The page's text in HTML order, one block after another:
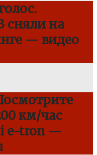
сняли на
— видео
км/час
e-tron —